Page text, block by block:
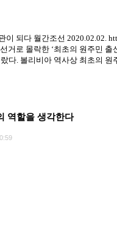
되다 월간조선 2020.02.02.
거로 몰락한 ‘최초의 원주민
다. 볼리비아 역사상 최초의
역할을 생각한다